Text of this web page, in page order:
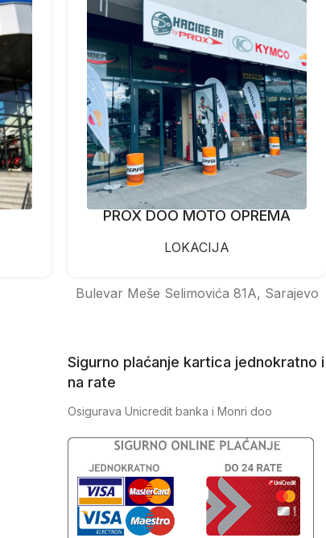
PROX DOO MOTO OPREMA
LOKACIJA
Bulevar Meše Selimovića 81A, Sarajevo
Sigurno plaćanje kartica jednokratno i
na rate
Osigurava Unicredit banka i Monri doo